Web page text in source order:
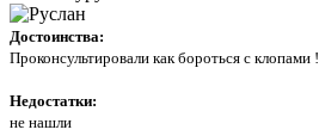
Достоинства:
Проконсультировали как бороться с клопами !
Недостатки:
не нашли